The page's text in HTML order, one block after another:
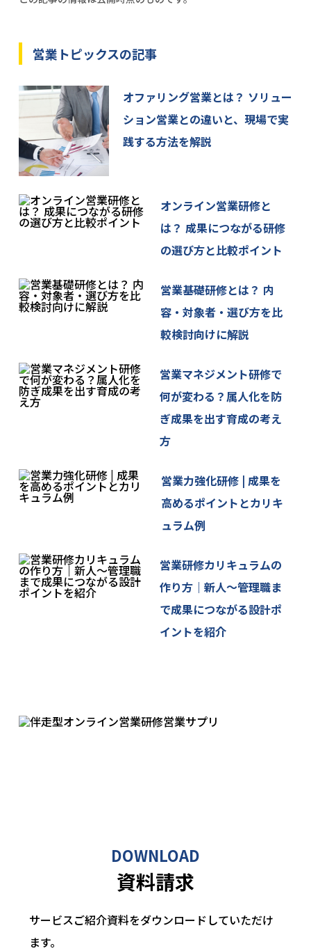
営業トピックスの記事
オファリング営業とは？ ソリュー
ション営業との違いと、現場で実
践する方法を解説
オンライン営業研修と
は？ 成果につながる研修
の選び方と比較ポイント
営業基礎研修とは？ 内
容・対象者・選び方を比
較検討向けに解説
営業マネジメント研修で
何が変わる？属人化を防
ぎ成果を出す育成の考え
方
営業力強化研修 | 成果を
高めるポイントとカリキ
ュラム例
営業研修カリキュラムの
作り方｜新人〜管理職ま
で成果につながる設計ポ
イントを紹介
DOWNLOAD
資料請求
サービスご紹介資料をダウンロードしていただけ
ます。